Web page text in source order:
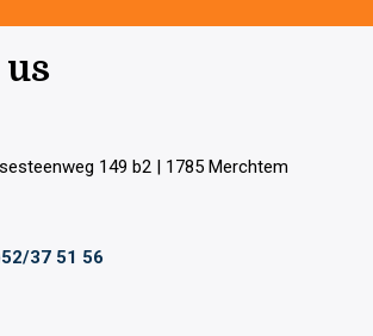
149 b2 | 1785 Merchtem
37 51 56